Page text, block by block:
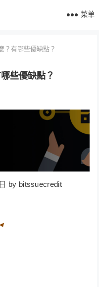
菜单
？有哪些優缺點？
些優缺點？
by bitssuecredit